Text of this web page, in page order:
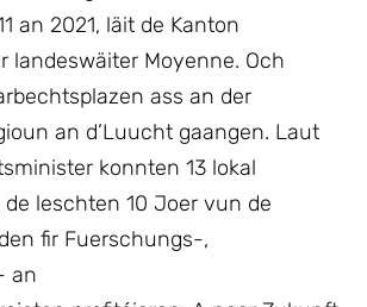
an 2021, läit de Kanton
landeswäiter Moyenne. Och
ass an der
an d’Luucht gaangen. Laut
konnten 13 lokal
leschten 10 Joer vun de
fir Fuerschungs-,
an